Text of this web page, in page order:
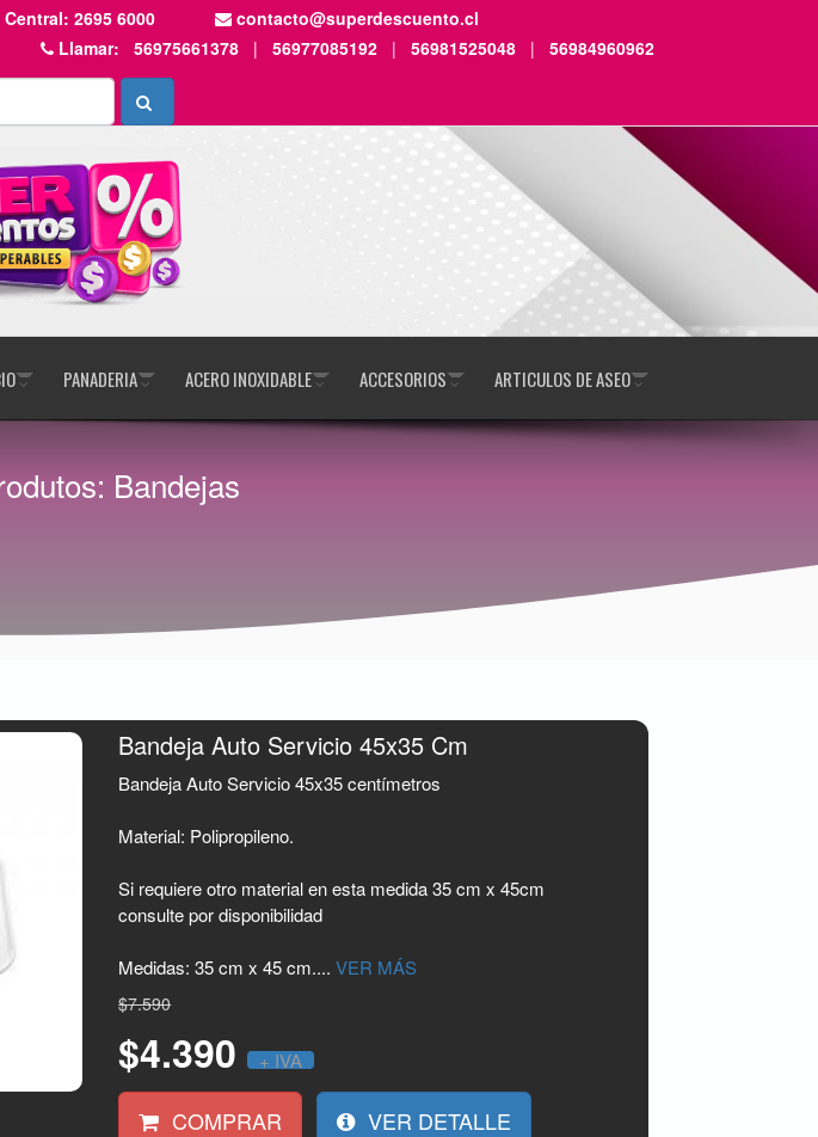
Central: 2695 6000
contacto@superdescuento.cl
Llamar: 56975661378 | 56977085192 | 56981525048 | 56984960962
PANADERIA ACERO INOXIDABLE ACCESORIOS ARTICULOS DE ASEO
Bandejas
Bandeja Auto Servicio 45x35 Cm
Bandeja Auto Servicio 45x35 centímetros
Material: Polipropileno.
Si requiere otro material en esta medida 35 cm x 45cm
consulte por disponibilidad
Medidas: 35 cm x 45 cm....VER MÁS
$7.590
$4.390 + IVA
COMPRAR VER DETALLE